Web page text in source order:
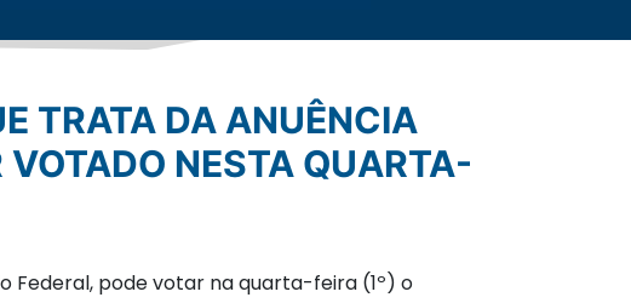
VOTADO NESTA QUARTA-
Federal, pode votar na quarta-feira (1º) o